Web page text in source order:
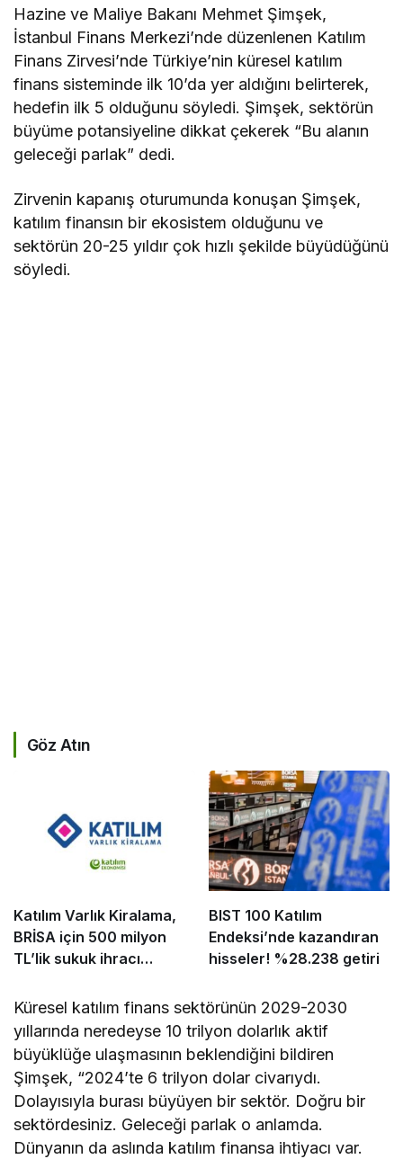
Hazine ve Maliye Bakanı Mehmet Şimşek,
İstanbul Finans Merkezi’nde düzenlenen Katılım
Finans Zirvesi’nde Türkiye’nin küresel katılım
finans sisteminde ilk 10’da yer aldığını belirterek,
hedefin ilk 5 olduğunu söyledi. Şimşek, sektörün
büyüme potansiyeline dikkat çekerek “Bu alanın
geleceği parlak” dedi.
Zirvenin kapanış oturumunda konuşan Şimşek,
katılım finansın bir ekosistem olduğunu ve
sektörün 20-25 yıldır çok hızlı şekilde büyüdüğünü
söyledi.
Göz Atın
Katılım Varlık Kiralama,
BRİSA için 500 milyon
TL’lik sukuk ihracı
BIST 100 Katılım
Endeksi’nde kazandıran
hisseler! %28.238 getiri
Küresel katılım finans sektörünün 2029-2030
yıllarında neredeyse 10 trilyon dolarlık aktif
büyüklüğe ulaşmasının beklendiğini bildiren
Şimşek, “2024’te 6 trilyon dolar civarıydı.
Dolayısıyla burası büyüyen bir sektör. Doğru bir
sektördesiniz. Geleceği parlak o anlamda.
Dünyanın da aslında katılım finansa ihtiyacı var.